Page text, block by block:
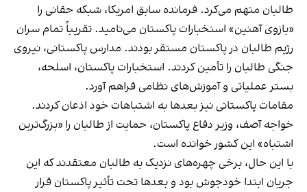
طالبان متهم می‌کرد. فرمانده سابق امریکا، شبکه حقانی را
«بازوی آهنین» استخبارات پاکستان می‌نامید. تقریباً تمام سران
رژیم طالبان در پاکستان مستقر بودند. مدارس پاکستانی، نیروی
جنگی طالبان را تأمین کردند. استخبارات پاکستان، اسلحه،
بستر عملیاتی و آموزش‌های نظامی فراهم آورد.
مقامات پاکستانی نیز بعدها به اشتباهات خود اذعان کردند.
خواجه آصف، وزیر دفاع پاکستان، حمایت از طالبان را «بزرگ‌ترین
اشتباه» این کشور خوانده است.
با این حال، برخی چهره‌های نزدیک به طالبان معتقدند که این
جریان ابتدا خودجوش بود و بعدها تحت تأثیر پاکستان قرار